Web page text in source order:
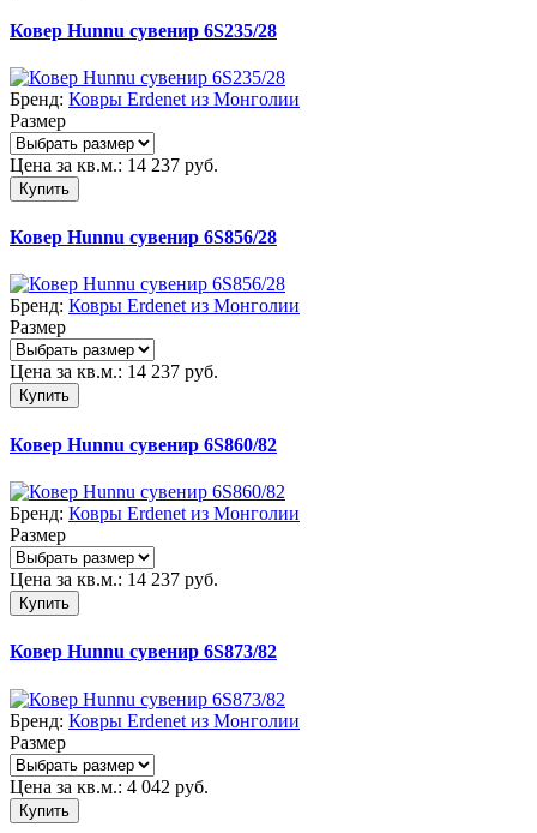
Ковер Hunnu сувенир 6S235/28
Бренд: Ковры Erdenet из Монголии
Размер
Цена за кв.м.: 14 237 руб.
Купить
Ковер Hunnu сувенир 6S856/28
Бренд: Ковры Erdenet из Монголии
Размер
Цена за кв.м.: 14 237 руб.
Купить
Ковер Hunnu сувенир 6S860/82
Бренд: Ковры Erdenet из Монголии
Размер
Цена за кв.м.: 14 237 руб.
Купить
Ковер Hunnu сувенир 6S873/82
Бренд: Ковры Erdenet из Монголии
Размер
Цена за кв.м.: 4 042 руб.
Купить